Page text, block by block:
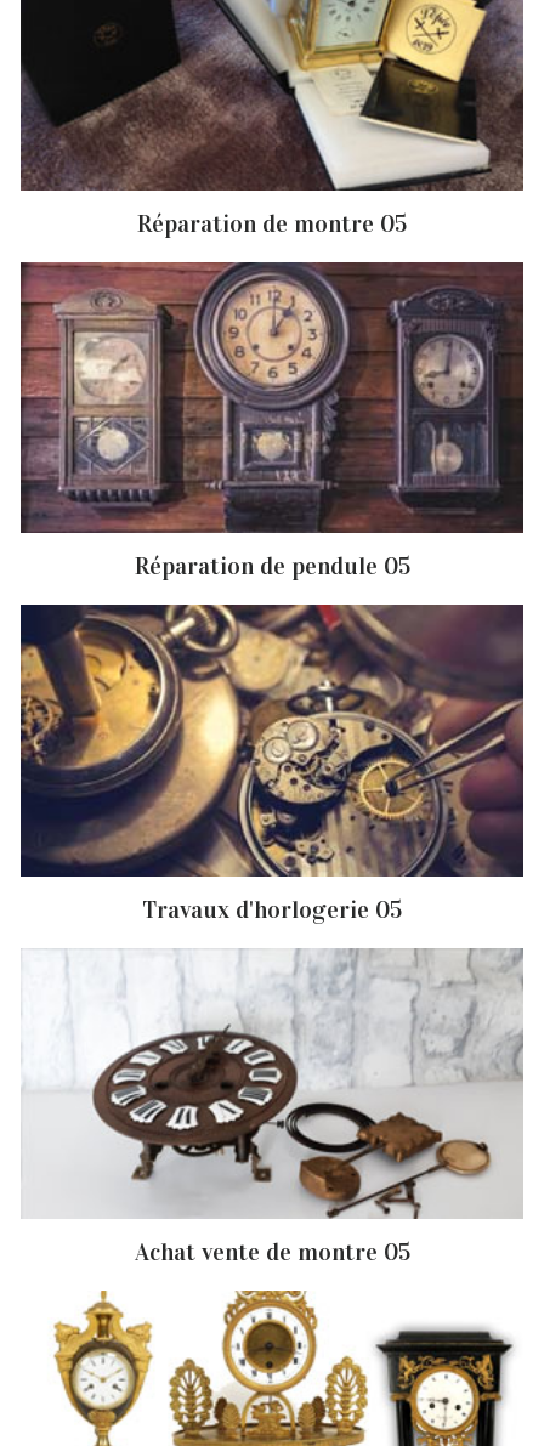
Réparation de montre 05
Réparation de pendule 05
Travaux d'horlogerie 05
Achat vente de montre 05